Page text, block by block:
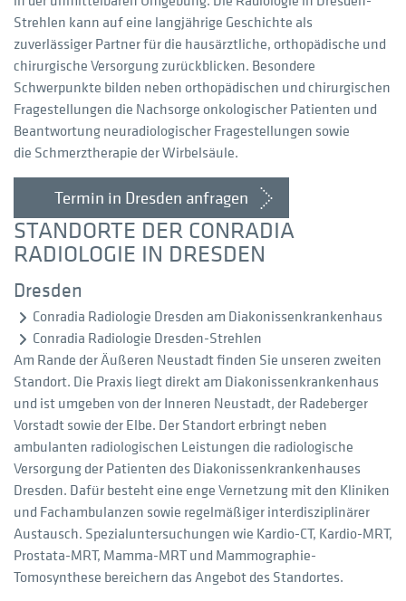
Strehlen kann auf eine langjährige Geschichte als
zuverlässiger Partner für die hausärztliche, orthopädische und
chirurgische Versorgung zurückblicken. Besondere
Schwerpunkte bilden neben orthopädischen und chirurgischen
Fragestellungen die Nachsorge onkologischer Patienten und
Beantwortung neuradiologischer Fragestellungen sowie
die Schmerztherapie der Wirbelsäule.
Termin in Dresden anfragen
STANDORTE DER CONRADIA
RADIOLOGIE IN DRESDEN
Dresden
Conradia Radiologie Dresden am Diakonissenkrankenhaus
Conradia Radiologie Dresden-Strehlen
Am Rande der Äußeren Neustadt finden Sie unseren zweiten
Standort. Die Praxis liegt direkt am Diakonissenkrankenhaus
und ist umgeben von der Inneren Neustadt, der Radeberger
Vorstadt sowie der Elbe. Der Standort erbringt neben
ambulanten radiologischen Leistungen die radiologische
Versorgung der Patienten des Diakonissenkrankenhauses
Dresden. Dafür besteht eine enge Vernetzung mit den Kliniken
und Fachambulanzen sowie regelmäßiger interdisziplinärer
Austausch. Spezialuntersuchungen wie Kardio-CT, Kardio-MRT,
Prostata-MRT, Mamma-MRT und Mammographie-
Tomosynthese bereichern das Angebot des Standortes.